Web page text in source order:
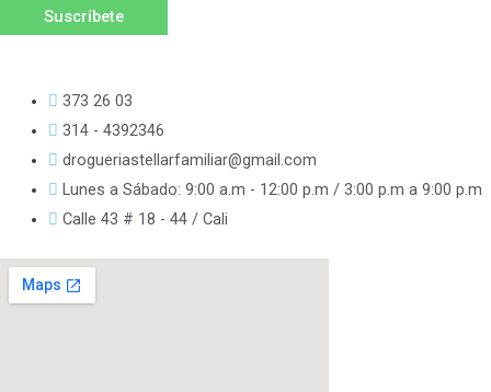
Suscríbete
373 26 03
314 - 4392346
drogueriastellarfamiliar@gmail.com
Lunes a Sábado: 9:00 a.m - 12:00 p.m / 3:00 p.m a 9:00 p.m
Calle 43 # 18 - 44 / Cali